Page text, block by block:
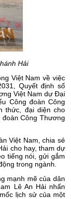
Hải
Việt Nam về việc
Quyết định số
Việt Nam dự Đại
Công đoàn Công
thức, đại diện cho
Công Thương
Việt Nam, chia sẻ
cho hay, tham dự
tiếng nói, gửi gắm
trong ngành.
mạnh mẽ của dân
Lê An Hải nhấn
lịch sử của một